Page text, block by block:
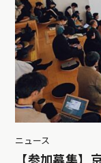
ニュース
【参加募集】